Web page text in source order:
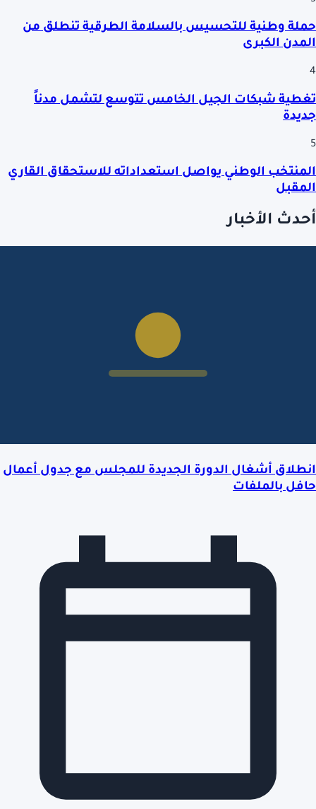
حملة وطنية للتحسيس بالسلامة الطرقية تنطلق من
المدن الكبرى
4
تغطية شبكات الجيل الخامس تتوسع لتشمل مدناً
جديدة
5
المنتخب الوطني يواصل استعداداته للاستحقاق القاري
المقبل
أحدث الأخبار
انطلاق أشغال الدورة الجديدة للمجلس مع جدول أعمال
حافل بالملفات